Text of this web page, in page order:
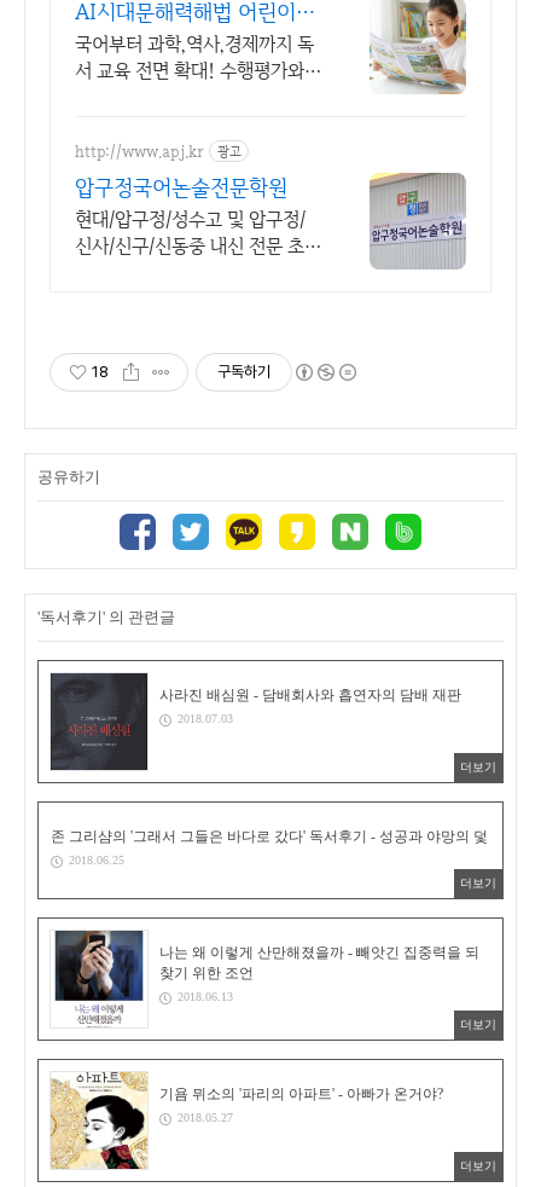
AI시대문해력해법 어린이조
선
국어부터 과학,역사,경제까지 독
서 교육 전면 확대! 수행평가와
http://www.apj.kr 광고
압구정국어논술전문학원
현대/압구정/성수고 및 압구정/
신사/신구/신동중 내신 전문 초,
18 구독하기
공유하기
'독서후기' 의 관련글
사라진 배심원 - 담배회사와 흡연자의 담배 재판
2018.07.03
더보기
존 그리샴의 '그래서 그들은 바다로 갔다' 독서후기 - 성공과 야망의 덫
2018.06.25
더보기
나는 왜 이렇게 산만해졌을까 - 빼앗긴 집중력을 되
찾기 위한 조언
2018.06.13
더보기
기욤 뮈소의 '파리의 아파트' - 아빠가 온거야?
2018.05.27
더보기